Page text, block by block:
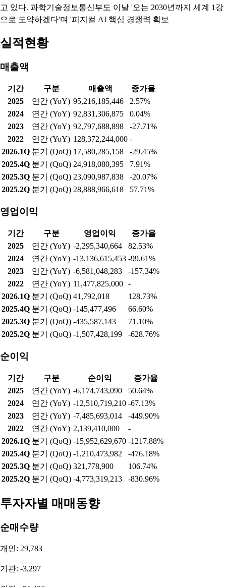
고 있다. 과학기술정보통신부도 이날 '오는 2030년까지 세계 1강
으로 도약하겠다'며 '피지컬 AI 핵심 경쟁력 확보
실적현황
매출액
기간 구분 매출액
증가율
2025
연간 (YoY) 95,216,185,446
2.57%
2024
연간 (YoY) 92,831,306,875
0.04%
2023
연간 (YoY) 92,797,688,898
-27.71%
2022
연간 (YoY) 128,372,244,000 -
2026.1Q 분기 (QoQ) 17,580,285,158
-29.45%
2025.4Q 분기 (QoQ) 24,918,080,395
7.91%
2025.3Q 분기 (QoQ) 23,090,987,838
-20.07%
2025.2Q 분기 (QoQ) 28,888,966,618 57.71%
영업이익
기간 구분 영업이익
증가율
2025
연간 (YoY) -2,295,340,664
82.53%
2024
연간 (YoY) -13,136,615,453 -99.61%
2023
연간 (YoY) -6,581,048,283
-157.34%
2022
연간 (YoY) 11,477,825,000 -
2026.1Q 분기 (QoQ) 41,792,018
128.73%
2025.4Q 분기 (QoQ) -145,477,496
66.60%
2025.3Q 분기 (QoQ) -435,587,143
71.10%
2025.2Q 분기 (QoQ) -1,507,428,199 -628.76%
순이익
기간 구분 순이익
증가율
2025
연간 (YoY) -6,174,743,090
50.64%
2024
연간 (YoY) -12,510,719,210 -67.13%
2023
연간 (YoY) -7,485,693,014
-449.90%
2022
연간 (YoY) 2,139,410,000
-
2026.1Q 분기 (QoQ) -15,952,629,670 -1217.88%
2025.4Q 분기 (QoQ) -1,210,473,982
-476.18%
2025.3Q 분기 (QoQ) 321,778,900
106.74%
2025.2Q 분기 (QoQ) -4,773,319,213 -830.96%
투자자별 매매동향
순매수량
개인: 29,783
기관: -3,297